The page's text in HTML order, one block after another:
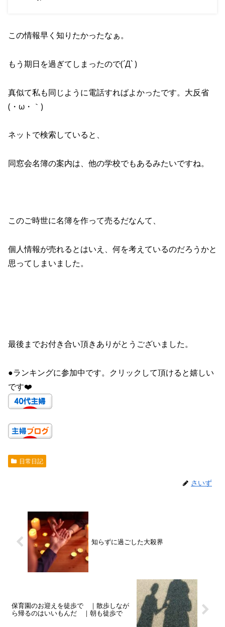
この情報早く知りたかったなぁ。
もう期日を過ぎてしまったので(´Д` )
真似て私も同じように電話すればよかったです。大反省
(・ω・｀)
ネットで検索していると、
同窓会名簿の案内は、他の学校でもあるみたいですね。
このご時世に名簿を作って売るだなんて、
個人情報が売れるとはいえ、何を考えているのだろうかと
思ってしまいました。
最後までお付き合い頂きありがとうございました。
●ランキングに参加中です。クリックして頂けると嬉しい
です❤️
日常日記
さいず
知らずに過ごした大殺界
保育園のお迎えを徒歩で ｜散歩しなが
ら帰るのはいいもんだ ｜朝も徒歩で